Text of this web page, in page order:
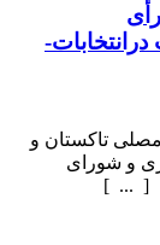
تاکستان و
و شورای
[ ... ]